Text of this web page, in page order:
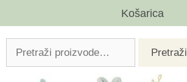
Košarica
Pretraži